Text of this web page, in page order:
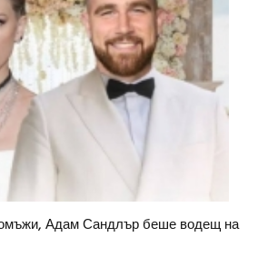
Адам Сандлър беше водещ на